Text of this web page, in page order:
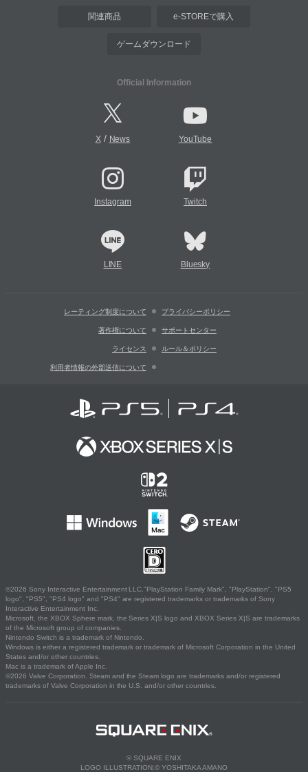
関連商品 e-STOREで購入
ゲームダウンロード
Official Information
X/ News YouTube
Instagram Twitch
LINE Bluesky
レーティング制度について プライバシーポリシー
著作権について サポートセンター
ライセンス ルール＆ポリシー
利用者情報の外部送信について
©2026 Sony Interactive Entertainment LLC."PlayStation Family Mark", "PlayStation", "PS5
logo", "PS5", "PS4 logo" and "PS4" are registered trademarks or trademarks of Sony
Interactive Entertainment Inc.
Microsoft, the XBOX Sphere mark, the Series X|S logo and XBOX Series X|S are trademarks
of the Microsoft group of companies.
Nintendo Switch is a trademark of Nintendo.
Windows is either a registered trademark or trademark of Microsoft Corporation in the United
States and/or other countries.
Mac is a trademark of Apple Inc.
©2026 Valve Corporation. Steam and the Steam logo are trademarks and/or registered
trademarks of Valve Corporation in the U.S. and/or other countries.
© SQUARE ENIX
LOGO ILLUSTRATION:© YOSHITAKA AMANO